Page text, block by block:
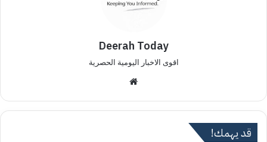
Deerah Today
اقوى الاخبار اليومية الحصرية
الوي
قد يهمك!